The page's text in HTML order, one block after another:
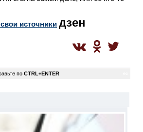
источники дзен
по CTRL+ENTER